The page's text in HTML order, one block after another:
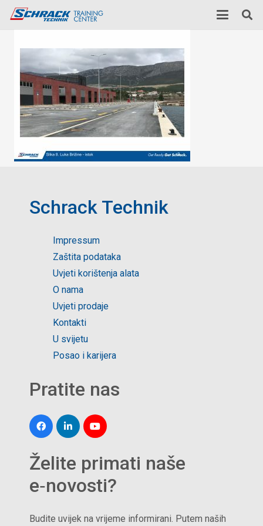
Schrack Technik
Impressum
Zaštita podataka
Uvjeti korištenja alata
O nama
Uvjeti prodaje
Kontakti
U svijetu
Posao i karijera
Pratite nas
Želite primati naše
e‑novosti?
Budite uvijek na vrijeme informirani. Putem naših